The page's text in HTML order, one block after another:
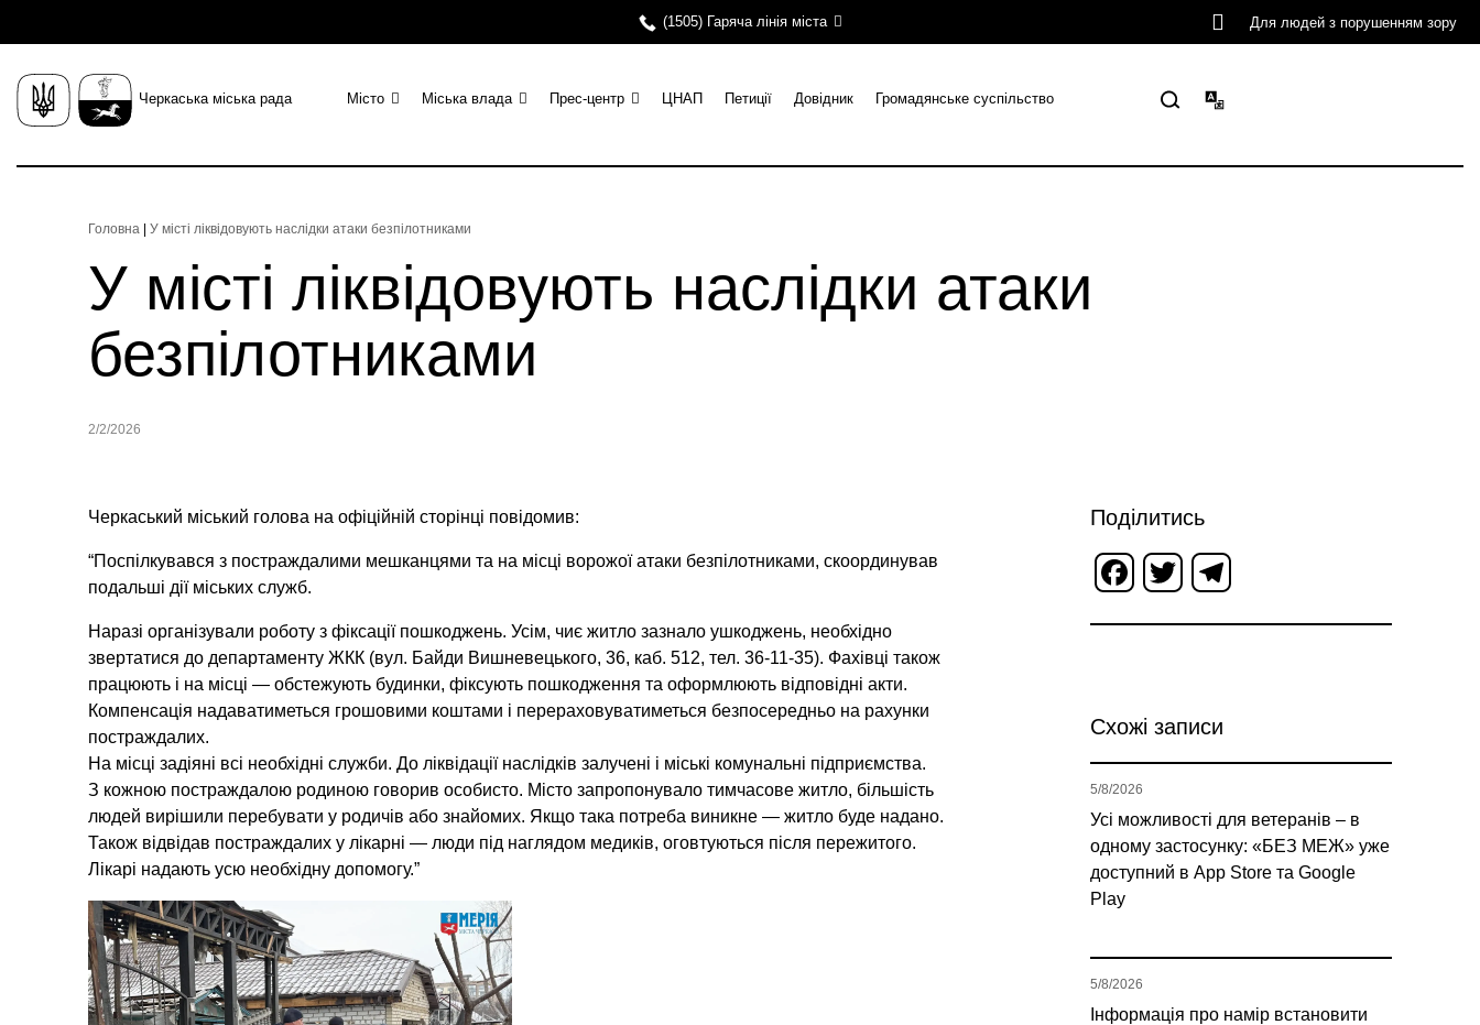
(1505) Гаряча лінія міста Для людей з порушенням зору
Черкаська міська рада Місто Міська влада Прес-центр ЦНАП Петиції Довідник Громадянське суспільство
Головна У місті ліквідовують наслідки атаки безпілотниками
У місті ліквідовують наслідки атаки
безпілотниками
2/2/2026
Черкаський міський голова на офіційній сторінці повідомив:
“Поспілкувався з постраждалими мешканцями та на місці ворожої атаки безпілотниками, скоординував
подальші дії міських служб.
Наразі організували роботу з фіксації пошкоджень. Усім, чиє житло зазнало ушкоджень, необхідно
звертатися до департаменту ЖКК (вул. Байди Вишневецького, 36, каб. 512, тел. 36-11-35). Фахівці також
працюють і на місці — обстежують будинки, фіксують пошкодження та оформлюють відповідні акти.
Компенсація надаватиметься грошовими коштами і перераховуватиметься безпосередньо на рахунки
постраждалих.
На місці задіяні всі необхідні служби. До ліквідації наслідків залучені і міські комунальні підприємства.
З кожною постраждалою родиною говорив особисто. Місто запропонувало тимчасове житло, більшість
людей вирішили перебувати у родичів або знайомих. Якщо така потреба виникне — житло буде надано.
Також відвідав постраждалих у лікарні — люди під наглядом медиків, оговтуються після пережитого.
Лікарі надають усю необхідну допомогу.”
Поділитись
Facebook
Twitter
Схожі записи
Усі можливості для ветеранів – в
одному застосунку: «БЕЗ МЕЖ» уже
доступний в App Store та Google
Play
5/8/2026
Інформація про намір встановити
5/8/2026